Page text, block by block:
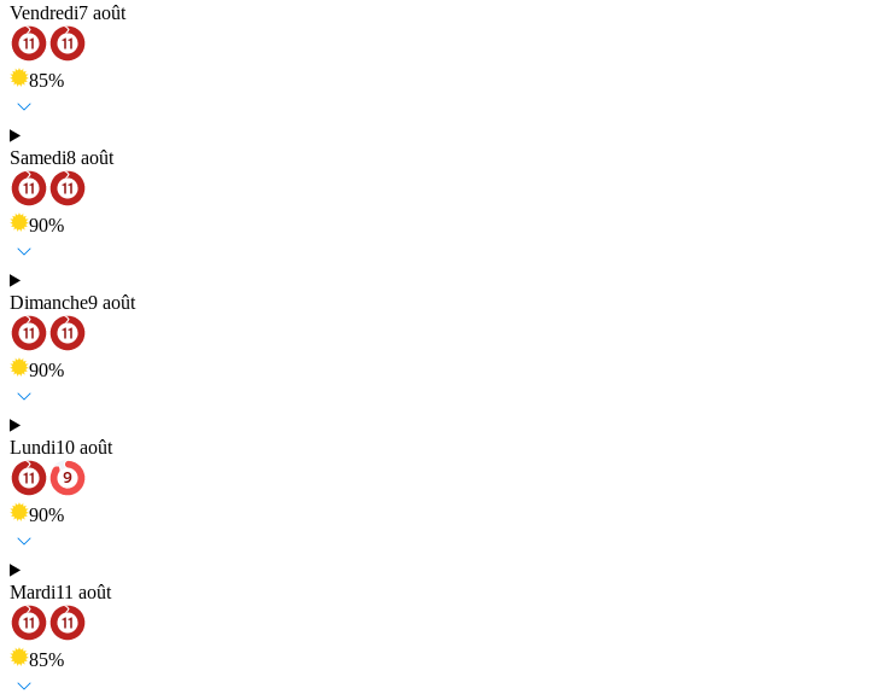
Vendredi7 août
85%
Samedi8 août
90%
Dimanche9 août
90%
Lundi10 août
90%
Mardi11 août
85%